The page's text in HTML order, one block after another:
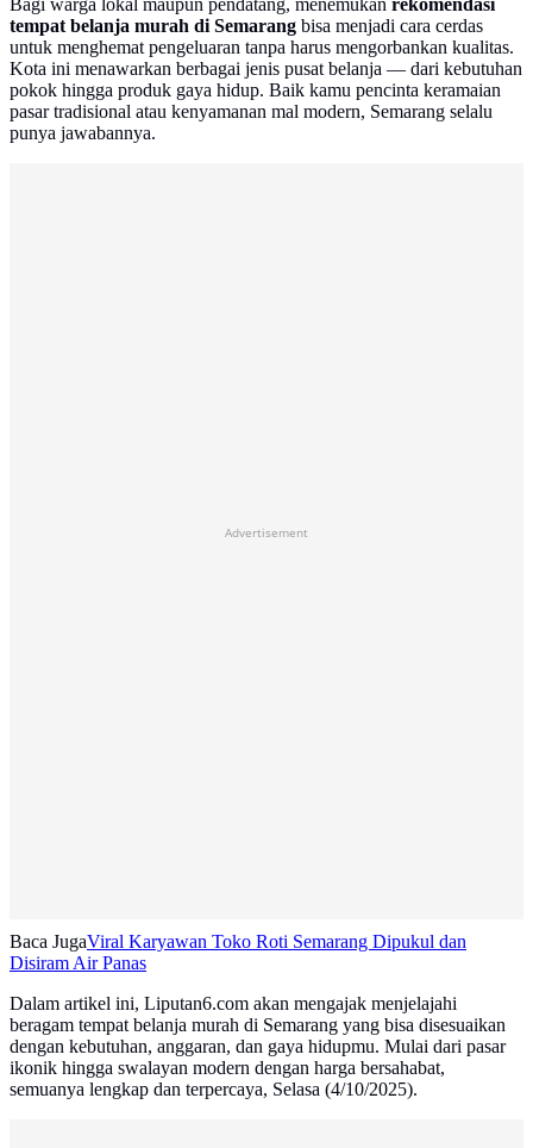
Bagi warga lokal maupun pendatang, menemukan rekomendasi
tempat belanja murah di Semarang bisa menjadi cara cerdas
untuk menghemat pengeluaran tanpa harus mengorbankan kualitas.
Kota ini menawarkan berbagai jenis pusat belanja — dari kebutuhan
pokok hingga produk gaya hidup. Baik kamu pencinta keramaian
pasar tradisional atau kenyamanan mal modern, Semarang selalu
punya jawabannya.
Advertisement
Baca JugaViral Karyawan Toko Roti Semarang Dipukul dan
Disiram Air Panas
Dalam artikel ini, Liputan6.com akan mengajak menjelajahi
beragam tempat belanja murah di Semarang yang bisa disesuaikan
dengan kebutuhan, anggaran, dan gaya hidupmu. Mulai dari pasar
ikonik hingga swalayan modern dengan harga bersahabat,
semuanya lengkap dan terpercaya, Selasa (4/10/2025).